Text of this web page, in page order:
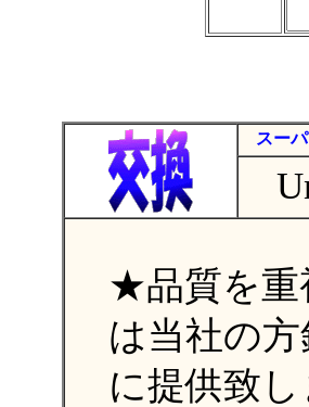
スー
★品質を重
は当社の
に提供致